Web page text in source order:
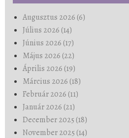
Augusztus 2026 (6)
Július 2026 (14)
Június 2026 (17)
Május 2026 (22)
Április 2026 (19)
Március 2026 (18)
Február 2026 (11)
Január 2026 (21)
December 2025 (18)
November 2025 (14)